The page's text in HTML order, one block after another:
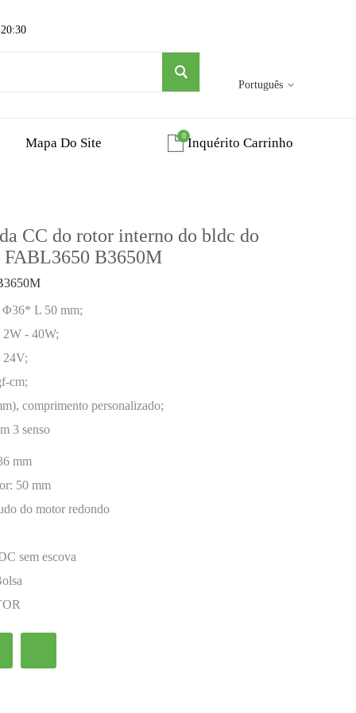
Português
Mapa Do Site Inquérito Carrinho
0
CC do rotor interno do bldc do
FABL3650 B3650M
Φ36* L 50 mm;
2W - 40W;
24V;
cm;
comprimento personalizado;
3 senso
mm
50 mm
do motor redondo
sem escova